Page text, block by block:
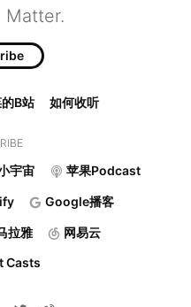
Matter.
B站 如何收听
宇宙 苹果Podcast
Google播客
拉雅 网易云
Casts